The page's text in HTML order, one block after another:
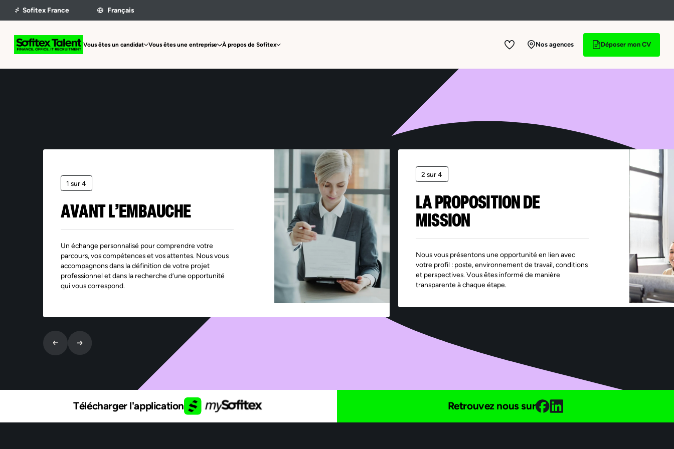
Vous êtes un candidat Vous êtes une entreprise À propos de Sofitex Nos agences Déposer mon CV
Offre non trouvée
1 sur 4
AVANT L’EMBAUCHE
Un échange personnalisé pour comprendre votre
parcours, vos compétences et vos attentes. Nous vous
accompagnons dans la définition de votre projet
professionnel et dans la recherche d’une opportunité
qui vous correspond.
2 sur 4
LA PROPOSITION DE
MISSION
Nous vous présentons une opportunité en lien avec
votre profil : poste, environnement de travail, conditions
et perspectives. Vous êtes informé de manière
transparente à chaque étape.
Télécharger l'application Retrouvez nous sur